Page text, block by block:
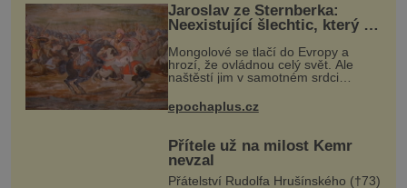
Jaroslav ze Šternberka:
Neexistující šlechtic, který z
Moravy vyžene Mongoly
Mongolové se tlačí do Evropy a
hrozí, že ovládnou celý svět. Ale
naštěstí jim v samotném srdci
Evropy stojí v cestě malé, ale silné
království, které dokáže
dobyvatelské hordy zastavit. Co
epochaplus.cz
Přítele už na milost Kemr
nevzal
Přátelství Rudolfa Hrušínského (†73)